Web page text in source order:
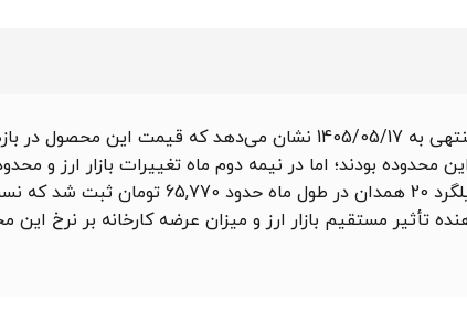
محدوده بودند؛ اما در نیمه دوم ماه تغییرات بازار ارز و
گذشته
تأثیر مستقیم بازار ارز و میزان عرضه کارخانه بر نرخ